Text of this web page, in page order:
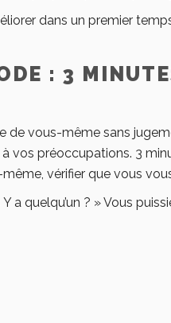
dans un premier
: 3
de vous-même sans
vos préoccupations. 3
vérifier que vous
a quelqu’un ? » Vous